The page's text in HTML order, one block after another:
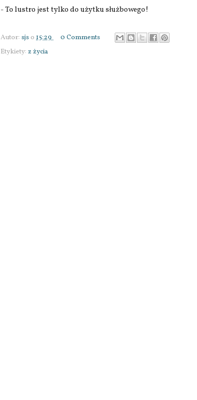
- To lustro jest tylko do użytku służbowego!
Autor: sjs o 15:29
0 Comments
Etykiety: z życia